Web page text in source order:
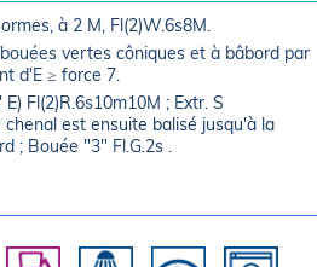
à 2 M, Fl(2)W.6s8M.
vertes côniques et à bâbord par
d'E ≥ force 7.
Fl(2)R.6s10m10M ; Extr. S
chenal est ensuite balisé jusqu'à la
; Bouée "3" Fl.G.2s .